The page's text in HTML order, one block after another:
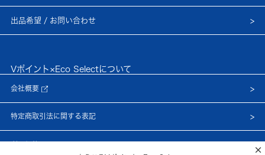
×
出品希望 / お問い合わせ
Vポイント×Eco Selectについて
会社概要
特定商取引法に関する表記